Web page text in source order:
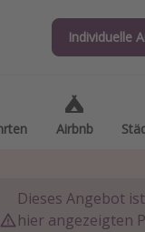
Individuelle
Airbnb
Individuelle
Airbnb
Dieses Angebot
hier angezeigten